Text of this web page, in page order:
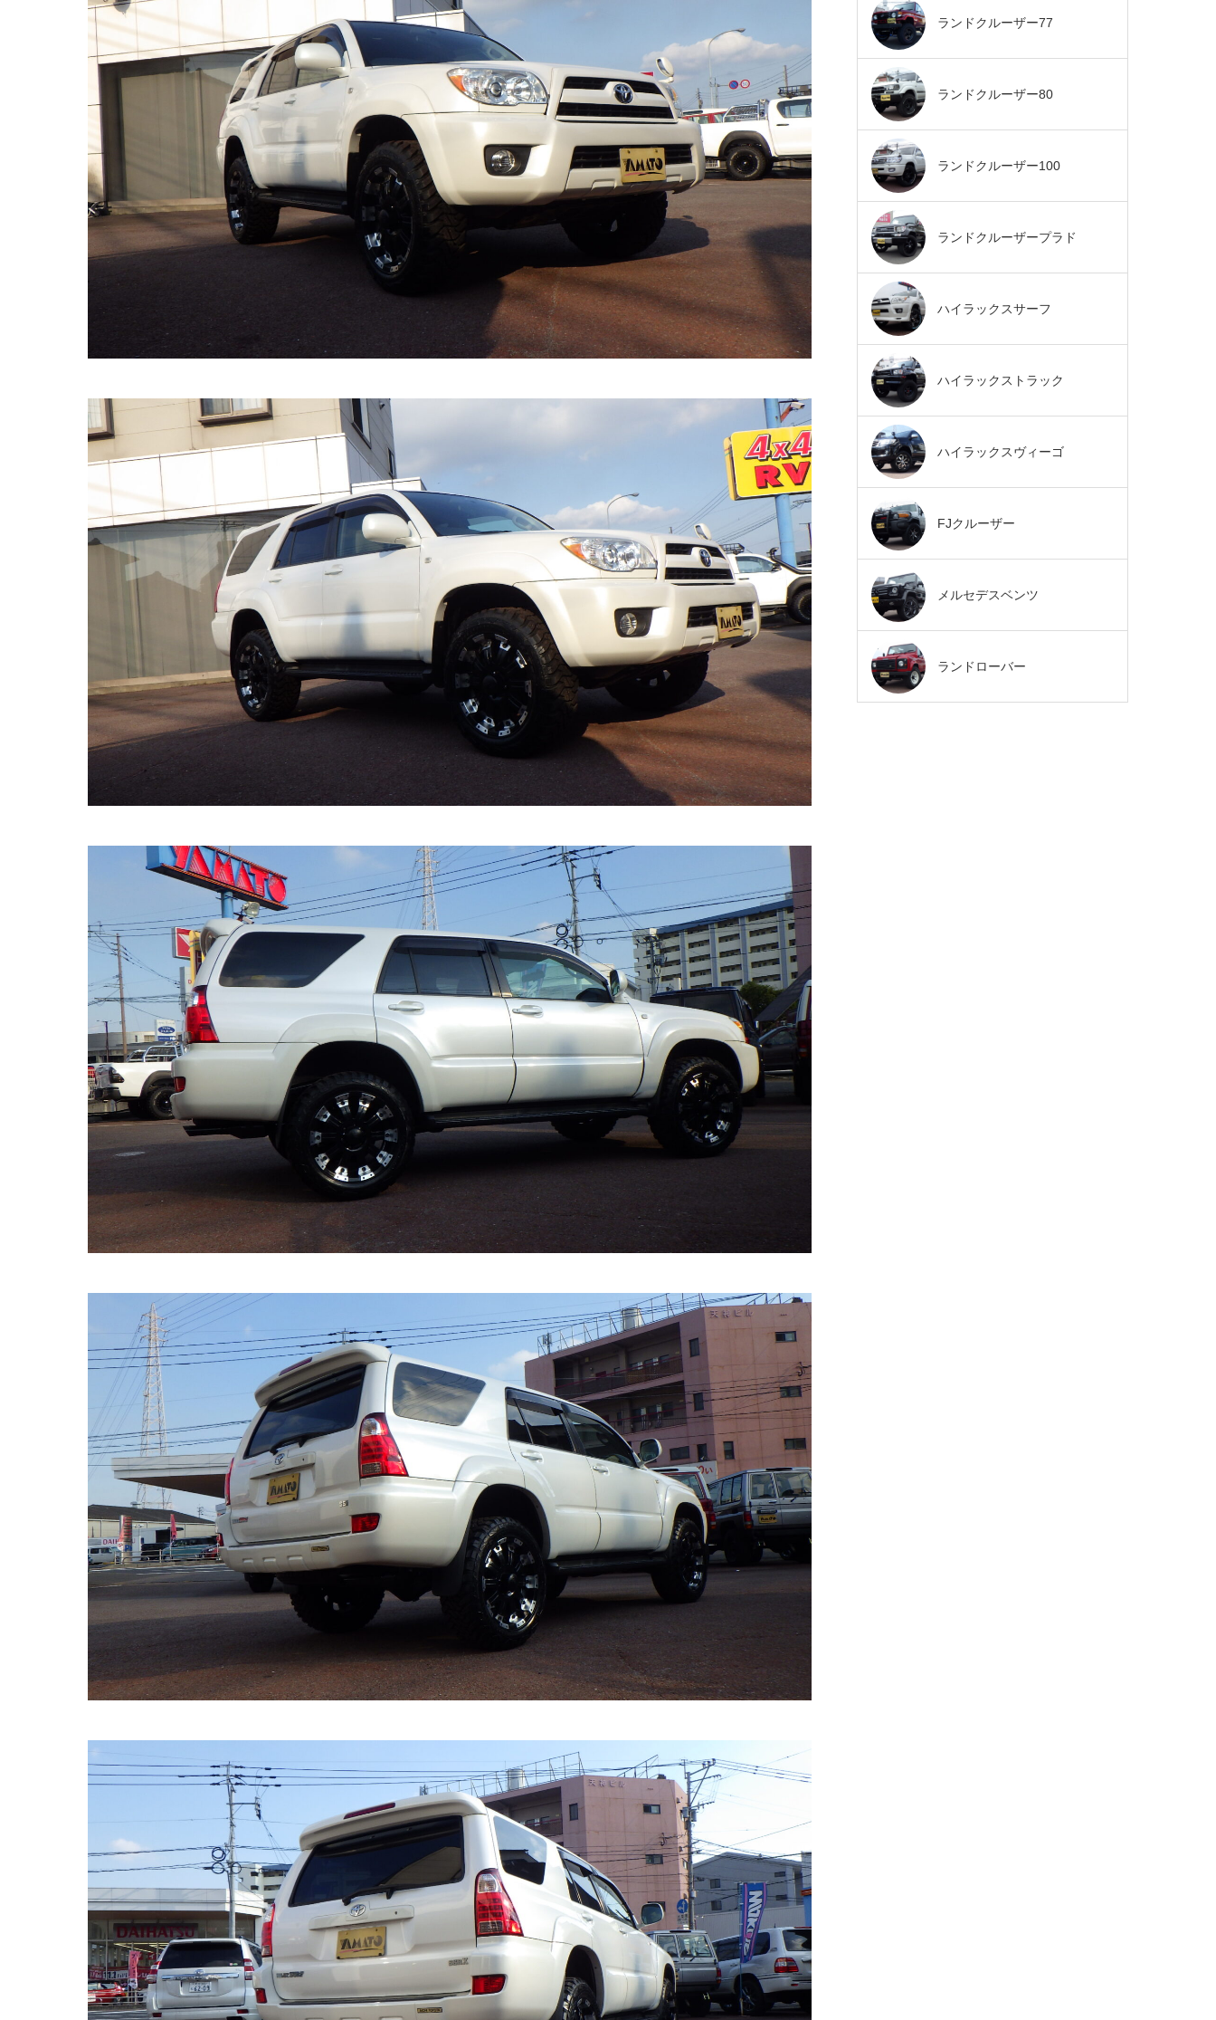
ランドクルーザー77
ランドクルーザー80
ランドクルーザー100
ランドクルーザープラド
ハイラックスサーフ
ハイラックストラック
ハイラックスヴィーゴ
FJクルーザー
メルセデスベンツ
ランドローバー